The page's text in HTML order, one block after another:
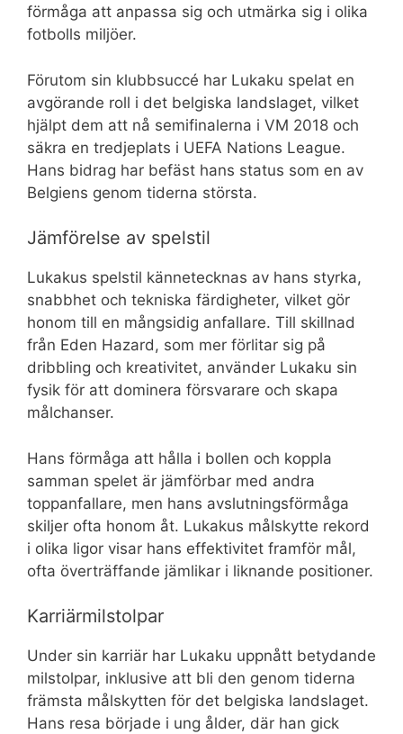
förmåga att anpassa sig och utmärka sig i olika
fotbolls miljöer.
Förutom sin klubbsuccé har Lukaku spelat en
avgörande roll i det belgiska landslaget, vilket
hjälpt dem att nå semifinalerna i VM 2018 och
säkra en tredjeplats i UEFA Nations League.
Hans bidrag har befäst hans status som en av
Belgiens genom tiderna största.
Jämförelse av spelstil
Lukakus spelstil kännetecknas av hans styrka,
snabbhet och tekniska färdigheter, vilket gör
honom till en mångsidig anfallare. Till skillnad
från Eden Hazard, som mer förlitar sig på
dribbling och kreativitet, använder Lukaku sin
fysik för att dominera försvarare och skapa
målchanser.
Hans förmåga att hålla i bollen och koppla
samman spelet är jämförbar med andra
toppanfallare, men hans avslutningsförmåga
skiljer ofta honom åt. Lukakus målskytte rekord
i olika ligor visar hans effektivitet framför mål,
ofta överträffande jämlikar i liknande positioner.
Karriärmilstolpar
Under sin karriär har Lukaku uppnått betydande
milstolpar, inklusive att bli den genom tiderna
främsta målskytten för det belgiska landslaget.
Hans resa började i ung ålder, där han gick